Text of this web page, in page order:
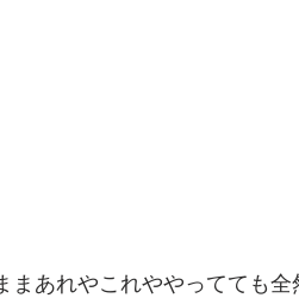
まあれやこれややってても